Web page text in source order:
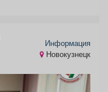
Информация
Новокузнецк